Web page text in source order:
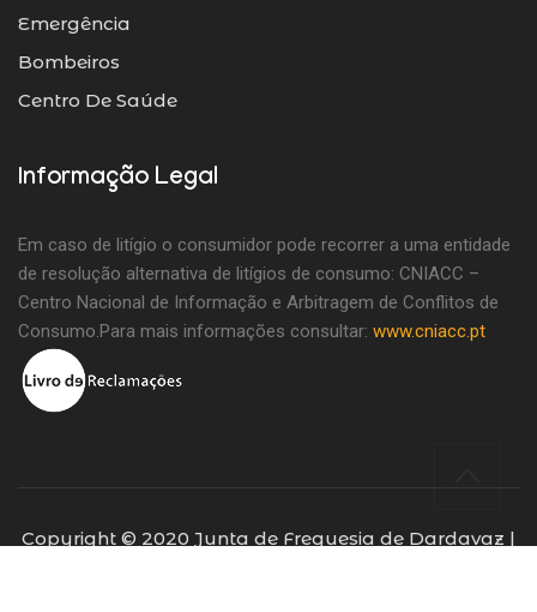
Emergência
Bombeiros
Centro De Saúde
Informação Legal
Em caso de litígio o consumidor pode recorrer a uma entidade
de resolução alternativa de litígios de consumo: CNIACC –
Centro Nacional de Informação e Arbitragem de Conflitos de
Consumo.Para mais informações consultar: www.cniacc.pt
Copyright © 2020 Junta de Freguesia de Dardavaz |